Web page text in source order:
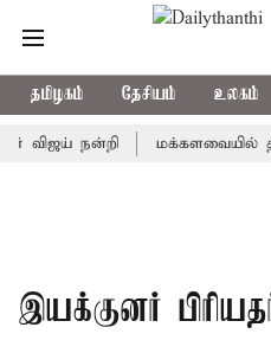
தமிழகம் தேசியம் உலகம்
விஜய் நன்றி மக்களவையில்
இயக்குனர்